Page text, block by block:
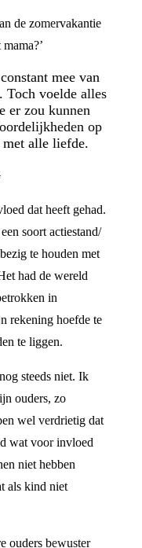
de zomervakantie
mee van
Toch voelde alles
er zou kunnen
op
met alle liefde.
dat heeft gehad.
soort actiestand/
te houden met
had de wereld
in
rekening hoefde te
te liggen.
steeds niet. Ik
ouders, zo
wel verdrietig dat
wat voor invloed
niet hebben
als kind niet
ouders bewuster